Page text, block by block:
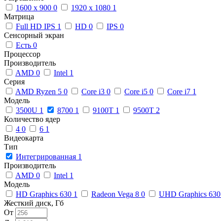
1600 x 900 0 1920 x 1080 1
Матрица
Full HD IPS 1 HD 0 IPS 0
Сенсорный экран
Есть 0
Процессор
Производитель
AMD 0 Intel 1
Серия
AMD Ryzen 5 0 Core i3 0 Core i5 0 Core i7 1
Модель
3500U 1 8700 1 9100T 1 9500T 2
Количество ядер
4 0 6 1
Видеокарта
Тип
Интегрированная 1
Производитель
AMD 0 Intel 1
Модель
HD Graphics 630 1 Radeon Vega 8 0
UHD Graphics
Жесткий диск, Гб
От